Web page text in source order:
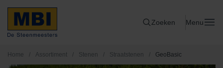
Zoeken Menu
Home / Assortiment / Stenen / Straatstenen / GeoBasic